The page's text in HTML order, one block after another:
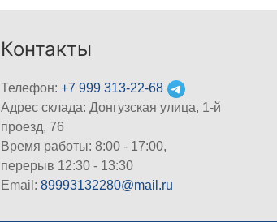
Контакты
Телефон:+7 999 313-22-68
Адрес склада: Донгузская улица, 1-й
проезд, 76
Время работы: 8:00 - 17:00,
перерыв 12:30 - 13:30
Email:89993132280@mail.ru